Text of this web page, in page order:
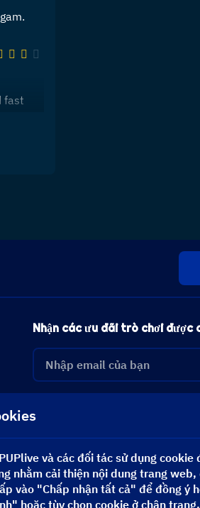
fast
Nhận các ưu đãi trò chơi được
và các đối tác sử dụng
nhằm cải thiện nội dung trang web,
vào "Chấp nhận tất cả" để đồng ý
hoặc tùy chọn cookie ở chân trang.